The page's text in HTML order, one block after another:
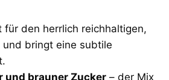
für den herrlich reichhaltigen,
und bringt eine subtile
und brauner Zucker – der Mix